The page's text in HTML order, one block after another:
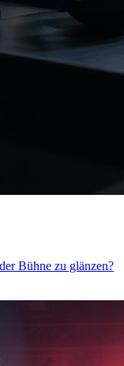
Bühne zu glänzen?